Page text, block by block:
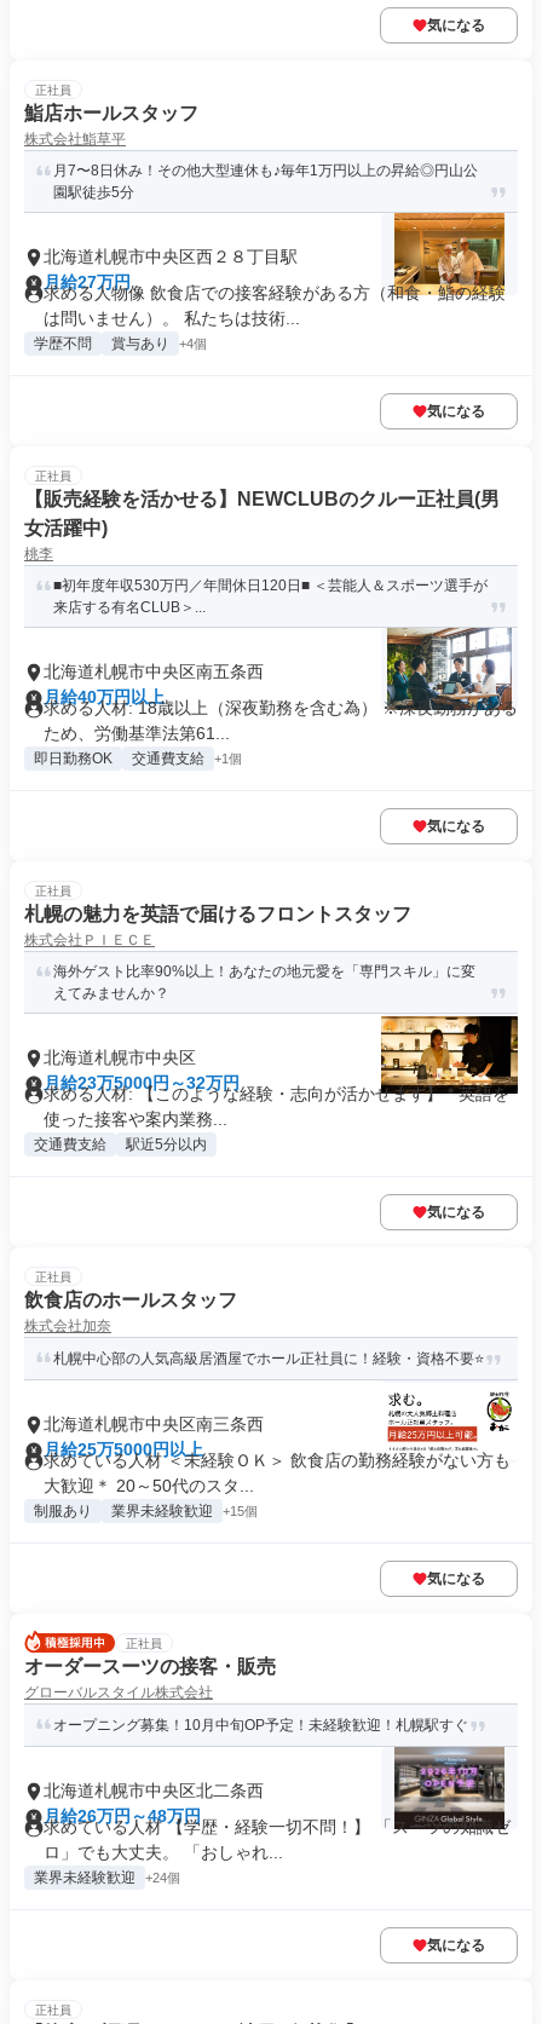
気になる
正社員
鮨店ホールスタッフ
株式会社鮨草平
月7〜8日休み！その他大型連休も♪毎年1万円以上の昇給◎円山公
園駅徒歩5分
北海道札幌市中央区西２８丁目駅
月給27万円
求める人物像 飲食店での接客経験がある方（和食・鮨の経験
は問いません）。 私たちは技術...
学歴不問 賞与あり +4個
気になる
正社員
【販売経験を活かせる】NEWCLUBのクルー正社員(男
女活躍中)
桃李
■初年度年収530万円／年間休日120日■ ＜芸能人＆スポーツ選手が
来店する有名CLUB＞...
北海道札幌市中央区南五条西
月給40万円以上
求める人材: 18歳以上（深夜勤務を含む為） ※深夜勤務がある
ため、労働基準法第61...
即日勤務OK 交通費支給 +1個
気になる
正社員
札幌の魅力を英語で届けるフロントスタッフ
株式会社ＰＩＥＣＥ
海外ゲスト比率90%以上！あなたの地元愛を「専門スキル」に変
えてみませんか？
北海道札幌市中央区
月給23万5000円～32万円
求める人材: 【このような経験・志向が活かせます】 * 英語を
使った接客や案内業務...
交通費支給 駅近5分以内
気になる
正社員
飲食店のホールスタッフ
株式会社加奈
札幌中心部の人気高級居酒屋でホール正社員に！経験・資格不要⭐
北海道札幌市中央区南三条西
月給25万5000円以上
求めている人材 ＜未経験ＯＫ＞ 飲食店の勤務経験がない方も
大歓迎＊ 20～50代のスタ...
制服あり 業界未経験歓迎 +15個
気になる
正社員
オーダースーツの接客・販売
グローバルスタイル株式会社
オープニング募集！10月中旬OP予定！未経験歓迎！札幌駅すぐ
北海道札幌市中央区北二条西
月給26万円～48万円
求めている人材 【学歴・経験一切不問！】 「スーツの知識ゼ
ロ」でも大丈夫。 「おしゃれ...
業界未経験歓迎 +24個
気になる
正社員